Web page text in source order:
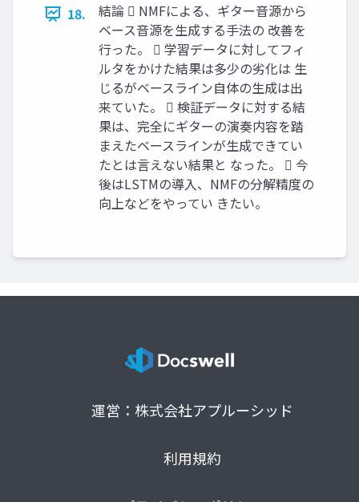
18.
結論  NMFによる、ギター音源から
ベース音源を生成する手法の 改善を
行った。  学習データに対してフィ
ルタをかけた結果は多少の劣化は 生
じるがベースライン自体の生成は出
来ていた。  検証データに対する結
果は、完全にギターの演奏内容を踏
まえたベースラインが生成できてい
たとは言えない結果と なった。  今
後はLSTMの導入、NMFの分解精度の
向上などをやってい きたい。
運営：株式会社アプルーシッド
利用規約